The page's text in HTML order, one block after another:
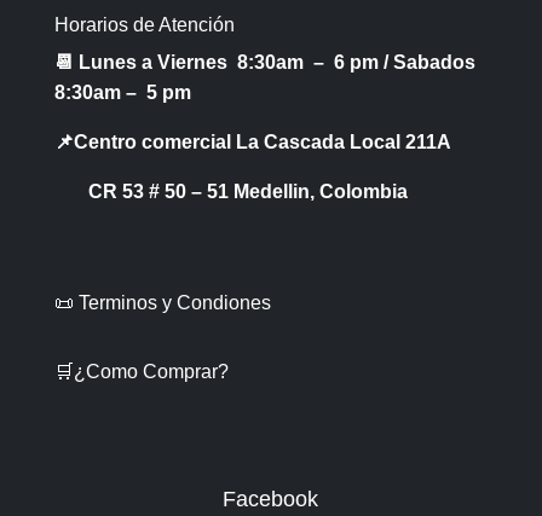
Horarios de Atención
📆 Lunes a Viernes 8:30am – 6 pm /Sabados
8:30am – 5 pm
📌Centro comercial La Cascada Local 211A
CR 53 # 50 – 51 Medellin, Colombia
📜 Terminos y Condiones
🛒¿Como Comprar?
Facebook